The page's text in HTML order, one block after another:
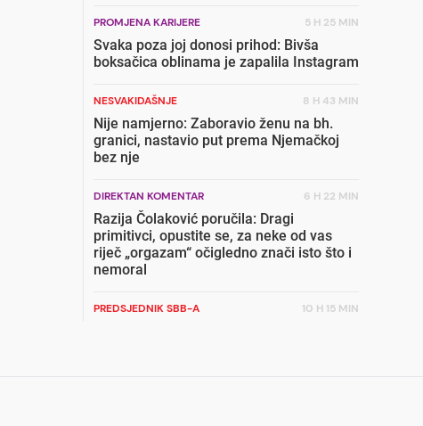
PROMJENA KARIJERE 5 H 25 MIN
Svaka poza joj donosi prihod: Bivša
boksačica oblinama je zapalila Instagram
NESVAKIDAŠNJE 8 H 43 MIN
Nije namjerno: Zaboravio ženu na bh.
granici, nastavio put prema Njemačkoj
bez nje
DIREKTAN KOMENTAR 6 H 22 MIN
Razija Čolaković poručila: Dragi
primitivci, opustite se, za neke od vas
riječ „orgazam“ očigledno znači isto što i
nemoral
PREDSJEDNIK SBB-A 10 H 15 MIN